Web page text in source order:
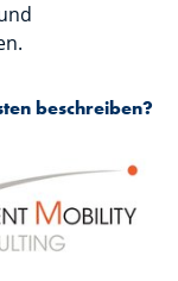
beschreiben?